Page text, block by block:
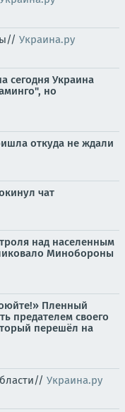
Украина.ру
сегодня Украина
но
откуда не ждали
чат
над населенным
Минобороны
Пленный
предателем своего
перешёл на
Украина.ру